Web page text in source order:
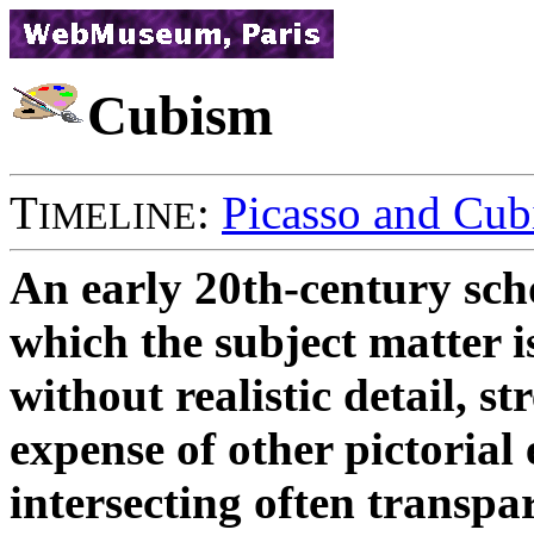
Cubism
TIMELINE: Picasso and
An early 20th-century
which the subject matter
without realistic detail,
expense of other pictorial
intersecting often